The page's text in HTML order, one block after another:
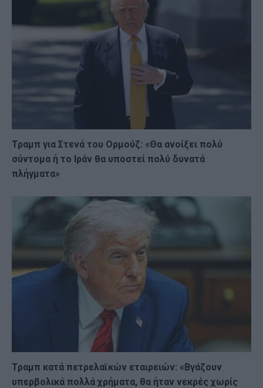
Τραμπ για Στενά του Ορμούζ: «Θα ανοίξει πολύ
σύντομα ή το Ιράν θα υποστεί πολύ δυνατά
πλήγματα»
Τραμπ κατά πετρελαϊκών εταιρειών: «Βγάζουν
υπερβολικά πολλά χρήματα, θα ήταν νεκρές χωρίς